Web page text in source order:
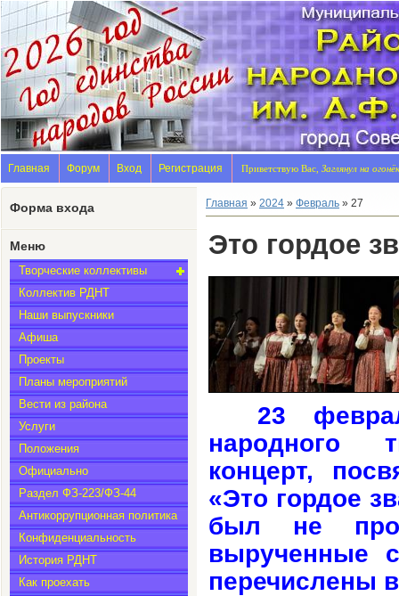
Главная Форум Вход Регистрация Приветствую Вас, Заглянул на огонёк
Форма входа
Меню
Творческие коллективы
Коллектив РДНТ
Наши выпускники
Афиша
Проекты
Планы мероприятий
Вести из района
Услуги
Положения
Официально
Раздел ФЗ-223/ФЗ-44
Антикоррупционная политика
Конфиденциальность
История РДНТ
Как проехать
Главная » 2024 » Февраль » 27
Это гордое
23
народного
концерт,
«Это гордое
был не
вырученные
перечислены